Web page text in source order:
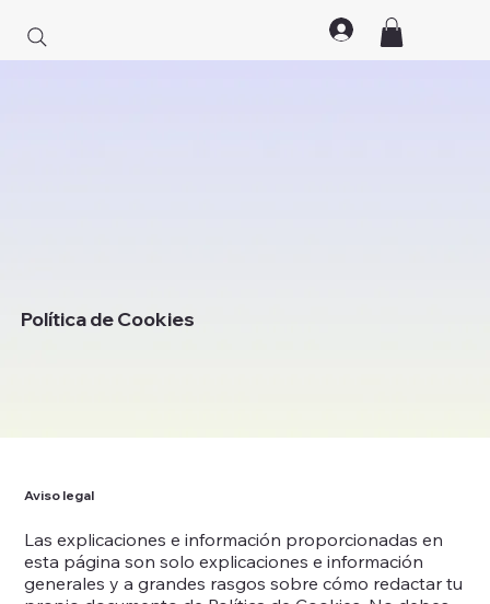
Política de Cookies
Aviso legal
Las explicaciones e información proporcionadas en
esta página son solo explicaciones e información
generales y a grandes rasgos sobre cómo redactar tu